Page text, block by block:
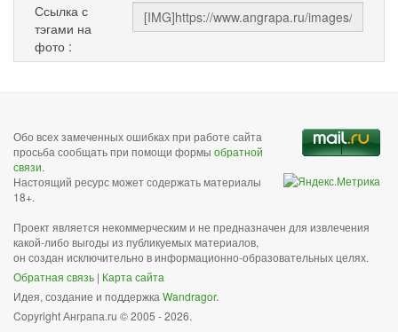
Ссылка с
тэгами на
фото :
Обо всех замеченных ошибках при работе сайта
просьба сообщать при помощи формы обратной
связи.
Настоящий ресурс может содержать материалы
18+.
Проект является некоммерческим и не предназначен для извлечения
какой-либо выгоды из публикуемых материалов,
он создан исключительно в информационно-образовательных целях.
Обратная связь | Карта сайта
Идея, создание и поддержка Wandragor.
Copyright Анграпа.ru © 2005 - 2026.